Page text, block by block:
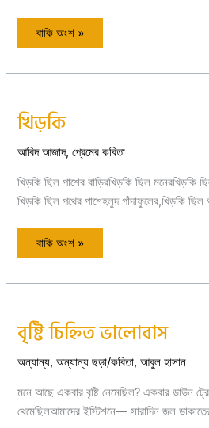
বাকি অংশ »
খিড়কি
আবিদ আজাদ,প্রেমের কবিতা
খিড়কি ছিল পাশের বাড়িরখিড়কি ছিল মনেরখিড়কি
খিড়কি ছিল পথের পাশেহলুদ গাঁদাফুলের,খিড়কি
খিড়কি
বাকি অংশ »
বৃষ্টি চিহ্নিত ভালোবাস
অন্যান্য,অন্যান্য ছড়া/কবিতা,আবুল হাসান
মনে আছে একবার বৃষ্টি নেমেছিল? একবার ডাউন
থেমেছিলআমাদের ইস্টিশনে— সারাদিন জল
বৃষ্টি
চিহ্নিত